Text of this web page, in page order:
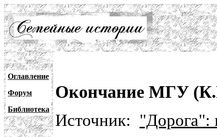
Оглавление
Форум
Библиотека
Окончание МГУ
Источник: "Дорога":